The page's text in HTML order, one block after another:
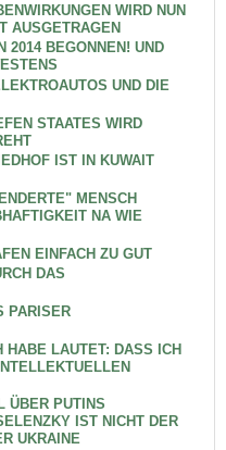
WIRD NUN
AUSGETRAGEN
2014 BEGONNEN! UND
UND DIE
STAATES WIRD
IST IN KUWAIT
MENSCH
NA WIE
EINFACH ZU GUT
DAS
PARISER
HABE LAUTET: DASS ICH
ÜBER PUTINS
IST NICHT DER
UKRAINE